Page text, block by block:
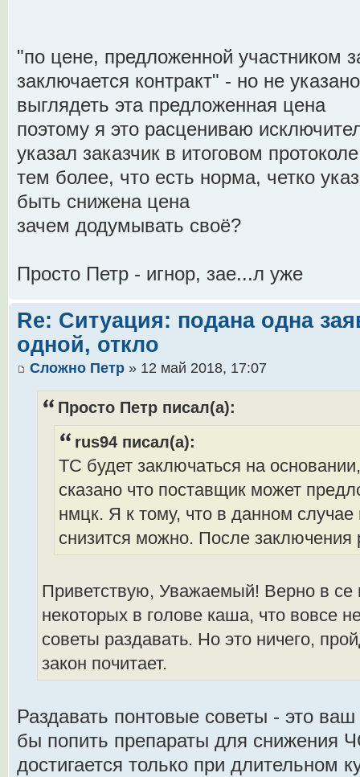
"по цене, предложенной участником
заключается контракт" - но не
выглядеть эта предложенная цена
поэтому я это расцениваю
указал заказчик в итоговом протоколе
тем более, что есть норма, четко
быть снижена цена
зачем додумывать своё?
Просто Петр - игнор, зае...л уже
Re: Ситуация: подана одна
одной, откло
Сложно Петр » 12 май 2018, 17:07
Просто Петр писал(а):
rus94 писал(а):
ТС будет заключаться на
сказано что поставщик может
нмцк. Я к тому, что в данном
снизится можно. После заключения
Приветствую, Уважаемый! Верно в се
некоторых в голове каша, что вовсе
советы раздавать. Но это ничего,
закон почитает.
Раздавать понтовые советы - это
бы попить препараты для снижения
достигается только при длительном